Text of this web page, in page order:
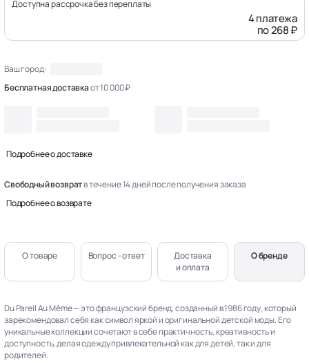
Доступна рассрочка без переплаты
4 платежа
по 268 ₽
Ваш город:
Бесплатная доставкаот 10 000 ₽
Подробнее о доставке
Свободный возвратв течение 14 дней после получения заказа
Подробнее о возврате
О товаре Вопрос - ответ
Доставка
и оплата
О бренде
Du Pareil Au Même — это французский бренд, созданный в 1986 году, который
зарекомендовал себя как символ яркой и оригинальной детской моды. Его
уникальные коллекции сочетают в себе практичность, креативность и
доступность, делая одежду привлекательной как для детей, так и для
родителей.